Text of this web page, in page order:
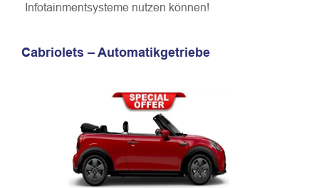
Infotainmentsysteme nutzen können!
Cabriolets – Automatikgetriebe